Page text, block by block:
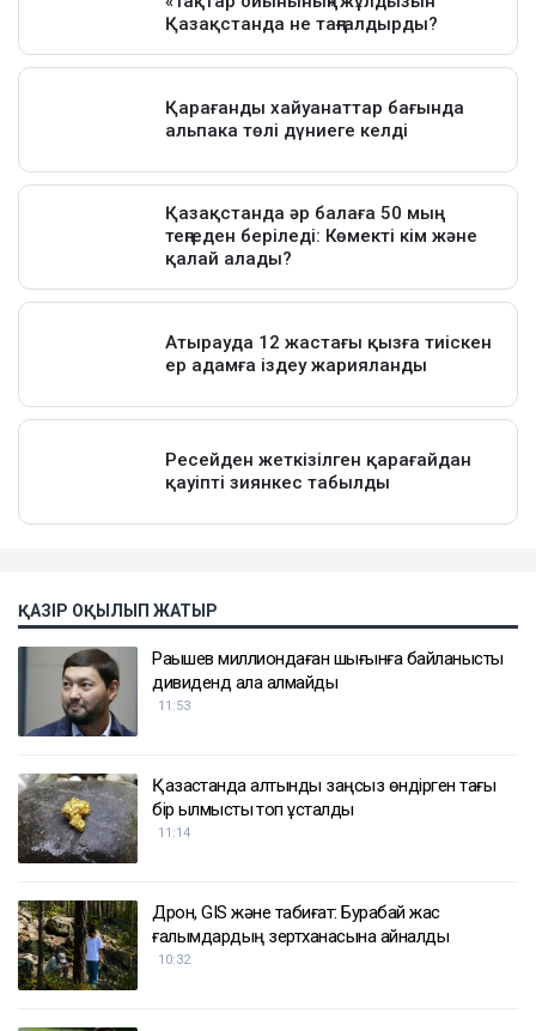
ҚАЗІР ОҚЫЛЫП ЖАТЫР
Рақышев миллиондаған шығынға байланысты
дивиденд ала алмайды
11:53
Қазақстанда алтынды заңсыз өндірген тағы
бір қылмыстық топ ұсталды
11:14
Дрон, GIS және табиғат: Бурабай жас
ғалымдардың зертханасына айналды
10:32